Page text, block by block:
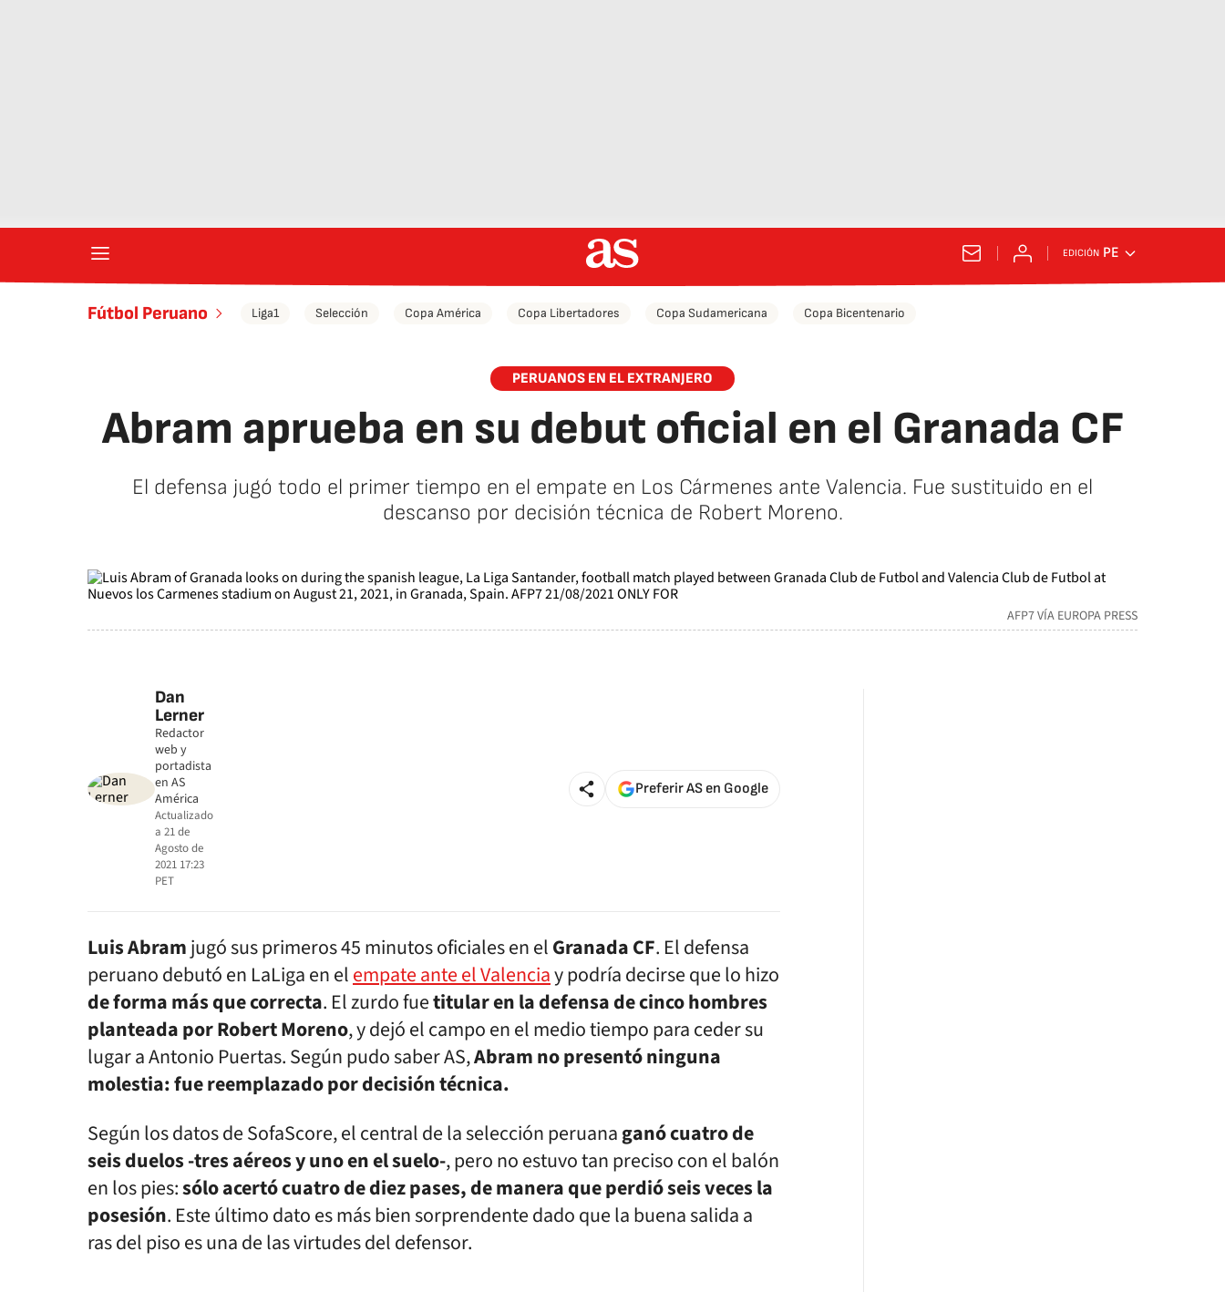
EDICIÓN PE
Fútbol Peruano Liga1 Selección Copa América Copa Libertadores Copa Sudamericana Copa Bicentenario
PERUANOS EN EL EXTRANJERO
Abram aprueba en su debut oficial en el Granada CF
El defensa jugó todo el primer tiempo en el empate en Los Cármenes ante Valencia. Fue sustituido en el
descanso por decisión técnica de Robert Moreno.
AFP7 VÍA EUROPA PRESS
Dan
Lerner
Redactor
web y
portadista
en AS
América
Actualizado
a 21 de
Agosto de
2021 17:23
PET
Preferir AS en Google
Luis Abramjugó sus primeros 45 minutos oficiales en elGranada CF. El defensa
peruano debutó en LaLiga en elempate ante el Valenciay podría decirse que lo hizo
de forma más que correcta. El zurdo fuetitular en la defensa de cinco hombres
planteada por Robert Moreno, y dejó el campo en el medio tiempo para ceder su
lugar a Antonio Puertas. Según pudo saber AS,Abram no presentó ninguna
molestia: fue reemplazado por decisión técnica.
Según los datos de SofaScore, el central de la selección peruanaganó cuatro de
seis duelos -tres aéreos y uno en el suelo-, pero no estuvo tan preciso con el balón
en los pies:sólo acertó cuatro de diez pases, de manera que perdió seis veces la
posesión. Este último dato es más bien sorprendente dado que la buena salida a
ras del piso es una de las virtudes del defensor.